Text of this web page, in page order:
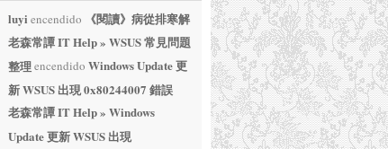
fortigate 100D
dice:
en 11:49 PM
ya no funciona
luyi encendido
《閱讀》病從排寒解
老森常譚 IT Help » WSUS 常見問題
整理encendido Windows Update 更
新 WSUS 出現 0x80244007 錯誤
老森常譚 IT Help » Windows
Update 更新 WSUS 出現